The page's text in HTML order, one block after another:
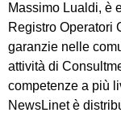
Massimo Lualdi, è
Registro Operatori
garanzie nelle
attività di
competenze a più
NewsLinet è